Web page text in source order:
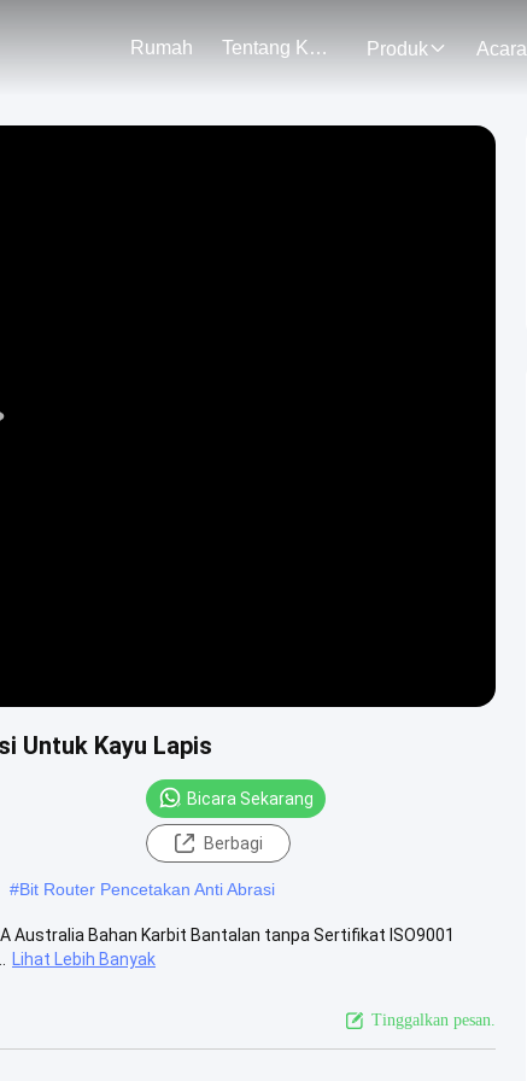
Rumah Tentang Kami Produk Acara
Untuk Kayu Lapis
Bicara Sekarang
Berbagi
#Bit Router Pencetakan Anti Abrasi
Australia Bahan Karbit Bantalan tanpa Sertifikat ISO9001
Lihat Lebih Banyak
Tinggalkan pesan.